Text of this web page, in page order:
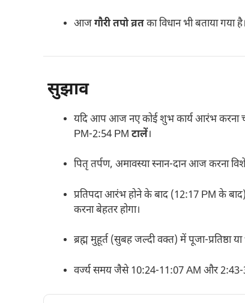
आजगौरी तपो व्रतका विधान भी बताया गया है।
सुझाव
यदि आप आज नए कोई शुभ कार्य आरंभ करना
PM-2:54 PM टालें।
पितृ तर्पण, अमावस्या स्नान-दान आज करना
प्रतिपदा आरंभ होने के बाद (12:17 PM के
करना बेहतर होगा।
ब्रह्म मुहूर्त (सुबह जल्दी वक्त) में पूजा-प्रतिष्ठा
वर्ज्य समय जैसे 10:24-11:07 AM और 2:43-